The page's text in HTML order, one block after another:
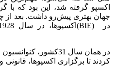
اکسپو گرفته شد، این بود که
جهان بهتری پیش‌رو داشت. بعد از
در همان سال 31کشور،
کردند تا برگزاری اکسپوها،